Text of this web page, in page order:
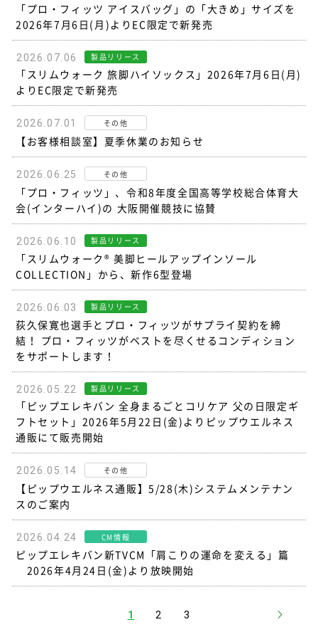
「プロ・フィッツ アイスバッグ」の「大きめ」サイズを
2026年7月6日(月)よりEC限定で新発売
2026.07.06 製品リリース
「スリムウォーク 旅脚ハイソックス」2026年7月6日(月)
よりEC限定で新発売
2026.07.01 その他
【お客様相談室】夏季休業のお知らせ
2026.06.25 その他
「プロ・フィッツ」、令和8年度全国高等学校総合体育大
会(インターハイ)の 大阪開催競技に協賛
2026.06.10 製品リリース
「スリムウォーク® 美脚ヒールアップインソール
COLLECTION」から、新作6型登場
2026.06.03 製品リリース
荻久保寛也選手とプロ・フィッツがサプライ契約を締
結！ プロ・フィッツがベストを尽くせるコンディション
をサポートします！
2026.05.22 製品リリース
「ピップエレキバン 全身まるごとコリケア 父の日限定ギ
フトセット」2026年5月22日(金)よりピップウエルネス
通販にて販売開始
2026.05.14 その他
【ピップウエルネス通販】5/28(木)システムメンテナン
スのご案内
2026.04.24 CM情報
ピップエレキバン新TVCM「肩こりの運命を変える」篇
2026年4月24日(金)より放映開始
1 2 3